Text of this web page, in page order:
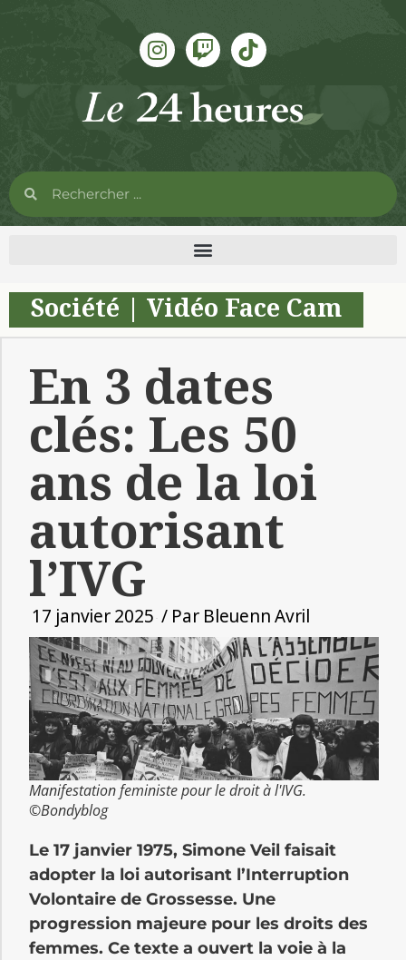
Société Vidéo Face Cam
En 3 dates
clés: Les 50
ans de la loi
autorisant
l’IVG
17 janvier 2025 / Par Bleuenn Avril
Manifestation feministe pour le droit à l'IVG.
©Bondyblog
Le 17 janvier 1975, Simone Veil faisait
adopter la loi autorisant l’Interruption
Volontaire de Grossesse. Une
progression majeure pour les droits des
femmes. Ce texte a ouvert la voie à la